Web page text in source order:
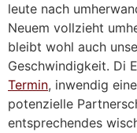
leute nach
Neuem vollzieht
bleibt wohl auch
Geschwindigkeit. Di
Termin, inwendig
potenzielle
entsprechendes